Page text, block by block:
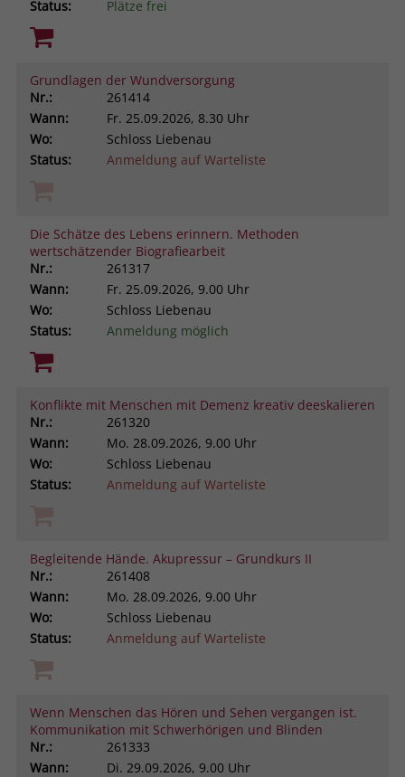
Status: Plätze frei
Grundlagen der Wundversorgung
Nr.:
261414
Wann:
Fr. 25.09.2026, 8.30 Uhr
Wo:
Schloss Liebenau
Status:
Anmeldung auf Warteliste
Die Schätze des Lebens erinnern. Methoden
wertschätzender Biografiearbeit
Nr.:
261317
Wann:
Fr. 25.09.2026, 9.00 Uhr
Wo:
Schloss Liebenau
Status:
Anmeldung möglich
Konflikte mit Menschen mit Demenz kreativ deeskalieren
Nr.:
261320
Wann:
Mo. 28.09.2026, 9.00 Uhr
Wo:
Schloss Liebenau
Status:
Anmeldung auf Warteliste
Begleitende Hände. Akupressur – Grundkurs II
Nr.:
261408
Wann:
Mo. 28.09.2026, 9.00 Uhr
Wo:
Schloss Liebenau
Status:
Anmeldung auf Warteliste
Wenn Menschen das Hören und Sehen vergangen ist.
Kommunikation mit Schwerhörigen und Blinden
Nr.:
261333
Wann:
Di. 29.09.2026, 9.00 Uhr